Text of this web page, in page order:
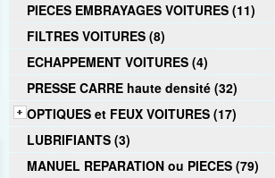
PIECES EMBRAYAGES VOITURES (11)
FILTRES VOITURES (8)
ECHAPPEMENT VOITURES (4)
PRESSE CARRE haute densité (32)
OPTIQUES et FEUX VOITURES (17)
LUBRIFIANTS (3)
MANUEL REPARATION ou PIECES (79)